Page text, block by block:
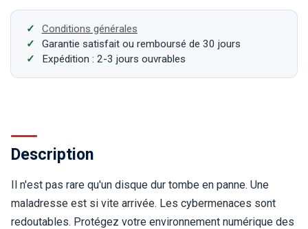
Conditions générales
Garantie satisfait ou remboursé de 30 jours
Expédition : 2-3 jours ouvrables
Description
Il n'est pas rare qu'un disque dur tombe en panne. Une
maladresse est si vite arrivée. Les cybermenaces sont
redoutables. Protégez votre environnement numérique des